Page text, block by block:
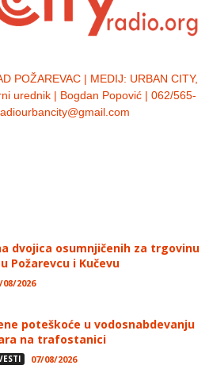
POŽAREVAC | MEDIJ: URBAN CITY,
urednik | Bogdan Popović | 062/565-
dvojica osumnjičenih za trgovinu
Požarevcu i Kučevu
08/2026
poteškoće u vodosnabdevanju
na trafostanici
07/08/2026